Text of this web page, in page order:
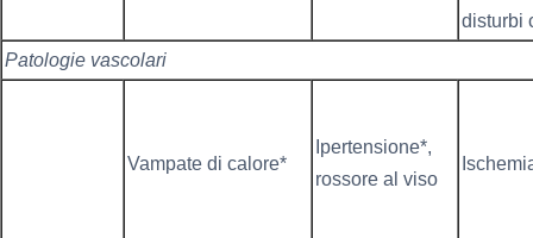
disturbi
Patologie vascolari
Vampate di calore*
Ipertensione*,
rossore al viso